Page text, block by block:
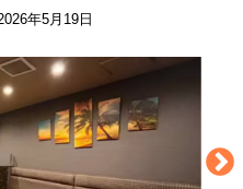
年5月19日